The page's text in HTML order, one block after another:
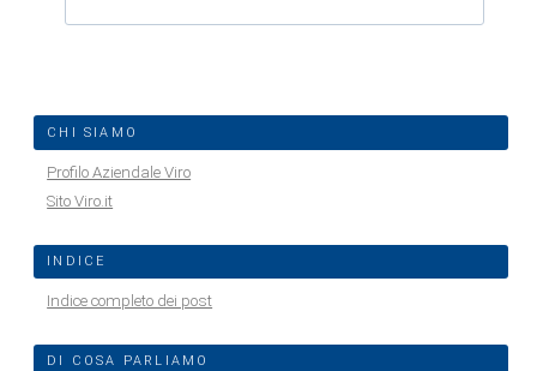
CHI SIAMO
Profilo Aziendale Viro
Sito Viro.it
INDICE
Indice completo dei post
DI COSA PARLIAMO